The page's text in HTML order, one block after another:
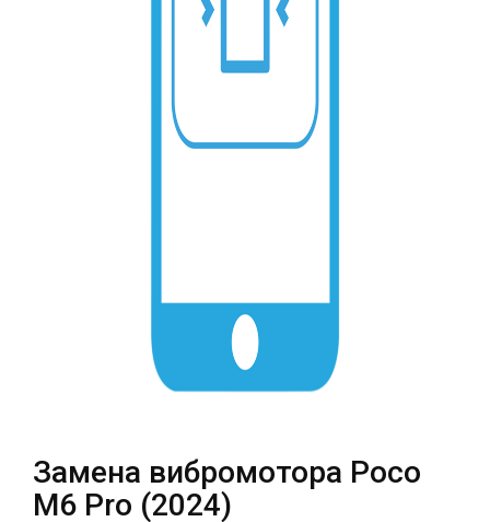
Позняки
Дворец "Украина"
Замена вибромотора Poco
M6 Pro (2024)